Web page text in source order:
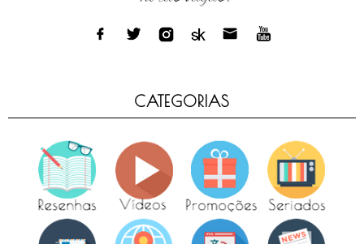
CATEGORIAS